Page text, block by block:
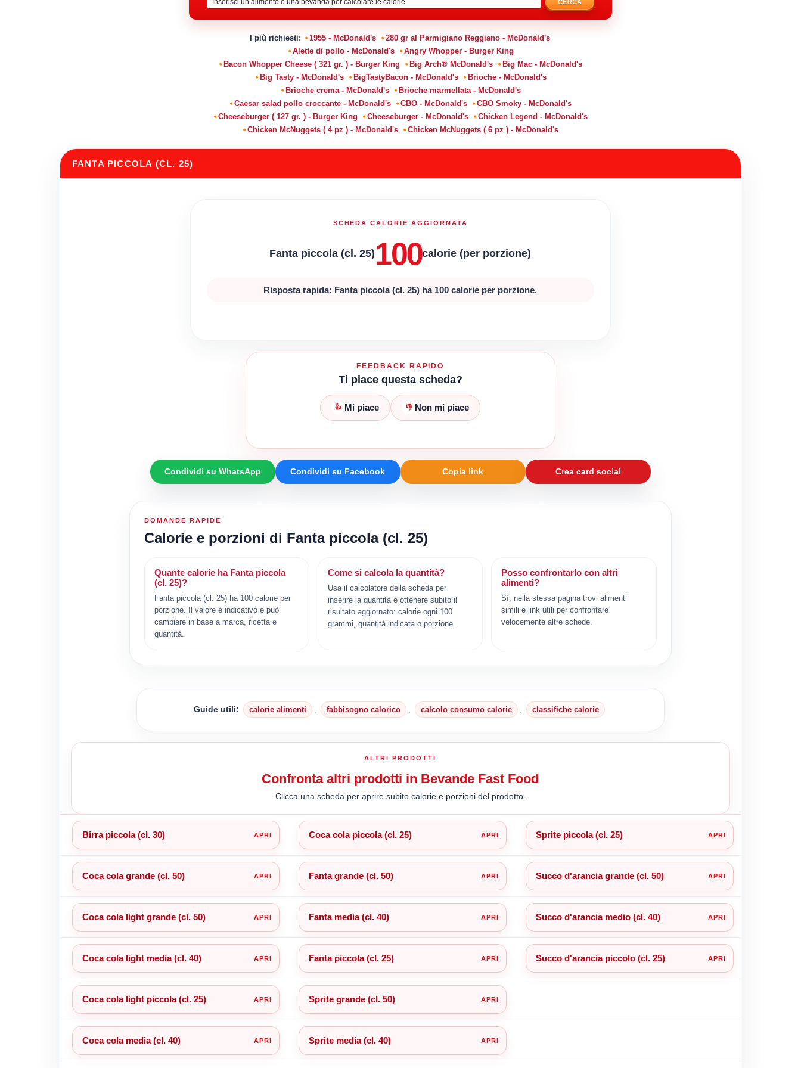
CERCA
I più richiesti: 1955 - McDonald's
280 gr al Parmigiano Reggiano - McDonald's
Alette di pollo - McDonald's
Angry Whopper - Burger King
Bacon Whopper Cheese ( 321 gr. ) - Burger King
Big Arch® McDonald's
Big Mac - McDonald's
Big Tasty - McDonald's
BigTastyBacon - McDonald's
Brioche - McDonald's
Brioche crema - McDonald's
Brioche marmellata - McDonald's
Caesar salad pollo croccante - McDonald's
CBO - McDonald's
CBO Smoky - McDonald's
Cheeseburger ( 127 gr. ) - Burger King
Cheeseburger - McDonald's
Chicken Legend - McDonald's
Chicken McNuggets ( 4 pz ) - McDonald's
Chicken McNuggets ( 6 pz ) - McDonald's
FANTA PICCOLA (CL. 25)
SCHEDA CALORIE AGGIORNATA
Fanta piccola (cl. 25) 100calorie (per porzione)
Risposta rapida: Fanta piccola (cl. 25) ha 100 calorie per porzione.
FEEDBACK RAPIDO
Ti piace questa scheda?
👍 Mi piace 👎 Non mi piace
Condividi su WhatsApp Condividi su Facebook Copia link Crea card social
DOMANDE RAPIDE
Calorie e porzioni di Fanta piccola (cl. 25)
Quante calorie ha Fanta piccola
(cl. 25)?
Fanta piccola (cl. 25) ha 100 calorie per
porzione. Il valore è indicativo e può
cambiare in base a marca, ricetta e
quantità.
Come si calcola la quantità?
Usa il calcolatore della scheda per
inserire la quantità e ottenere subito il
risultato aggiornato: calorie ogni 100
grammi, quantità indicata o porzione.
Posso confrontarlo con altri
alimenti?
Sì, nella stessa pagina trovi alimenti
simili e link utili per confrontare
velocemente altre schede.
Guide utili: calorie alimenti fabbisogno calorico calcolo consumo calorie classifiche calorie
ALTRI PRODOTTI
Confronta altri prodotti in Bevande Fast Food
Clicca una scheda per aprire subito calorie e porzioni del prodotto.
Birra piccola (cl. 30) Coca cola piccola (cl. 25) Sprite piccola (cl. 25)
Coca cola grande (cl. 50) Fanta grande (cl. 50) Succo d'arancia grande (cl. 50)
Coca cola light grande (cl. 50) Fanta media (cl. 40) Succo d'arancia medio (cl. 40)
Coca cola light media (cl. 40) Fanta piccola (cl. 25) Succo d'arancia piccolo (cl. 25)
Coca cola light piccola (cl. 25) Sprite grande (cl. 50)
Coca cola media (cl. 40) Sprite media (cl. 40)